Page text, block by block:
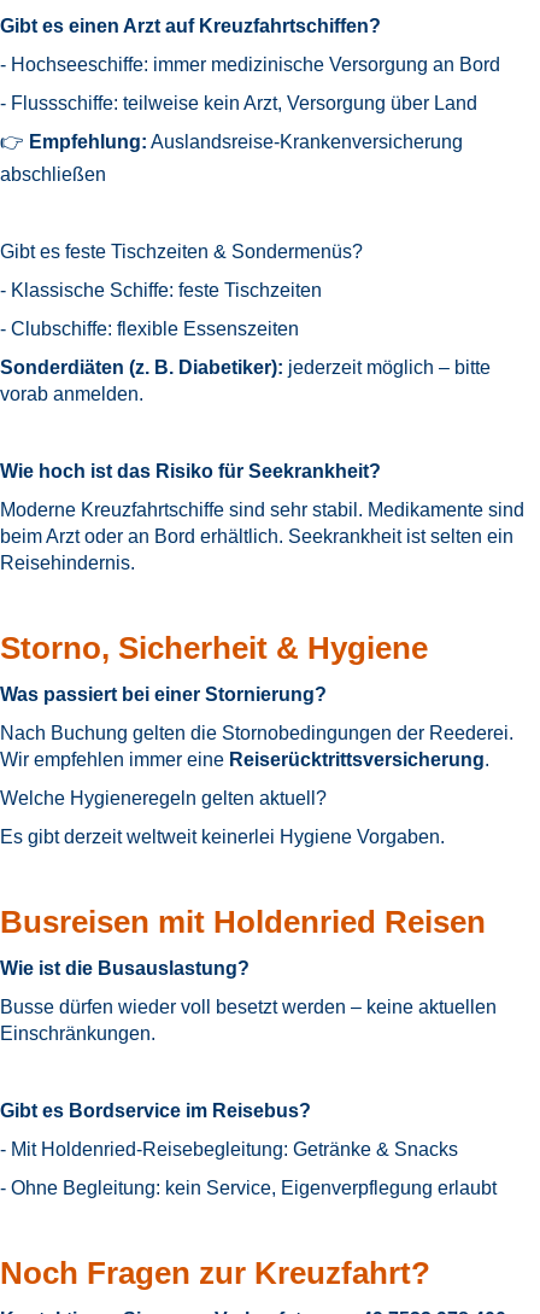
Gibt es einen Arzt auf Kreuzfahrtschiffen?
- Hochseeschiffe: immer medizinische Versorgung an Bord
- Flussschiffe: teilweise kein Arzt, Versorgung über Land
👉 Empfehlung: Auslandsreise-Krankenversicherung
abschließen
Gibt es feste Tischzeiten & Sondermenüs?
- Klassische Schiffe: feste Tischzeiten
- Clubschiffe: flexible Essenszeiten
Sonderdiäten (z. B. Diabetiker): jederzeit möglich – bitte
vorab anmelden.
Wie hoch ist das Risiko für Seekrankheit?
Moderne Kreuzfahrtschiffe sind sehr stabil. Medikamente sind
beim Arzt oder an Bord erhältlich. Seekrankheit ist selten ein
Reisehindernis.
Storno, Sicherheit & Hygiene
Was passiert bei einer Stornierung?
Nach Buchung gelten die Stornobedingungen der Reederei.
Wir empfehlen immer eine Reiserücktrittsversicherung.
Welche Hygieneregeln gelten aktuell?
Es gibt derzeit weltweit keinerlei Hygiene Vorgaben.
Busreisen mit Holdenried Reisen
Wie ist die Busauslastung?
Busse dürfen wieder voll besetzt werden – keine aktuellen
Einschränkungen.
Gibt es Bordservice im Reisebus?
- Mit Holdenried-Reisebegleitung: Getränke & Snacks
- Ohne Begleitung: kein Service, Eigenverpflegung erlaubt
Noch Fragen zur Kreuzfahrt?